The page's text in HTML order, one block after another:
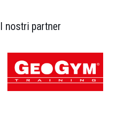
I nostri partner